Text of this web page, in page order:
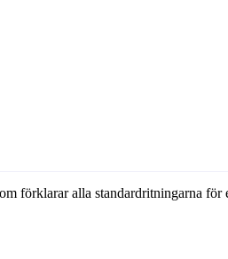
förklarar alla standardritningarna